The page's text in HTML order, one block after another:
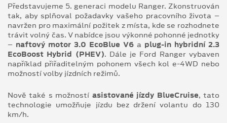
Představujeme 5. generaci modelu Ranger. Zkonstruován
tak, aby splňoval požadavky vašeho pracovního života –
navržen pro maximální požitek z místa, kde se rozhodnete
trávit volný čas. V nabídce jsou výkonné pohonné jednotky
– naftový motor 3.0 EcoBlue V6 a plug-in hybridní 2.3
EcoBoost Hybrid (PHEV). Dále je Ford Ranger vybaven
například přiřaditelným pohonem všech kol e-4WD nebo
možností volby jízdních režimů.
Nově také s možností asistované jízdy BlueCruise, tato
technologie umožňuje jízdu bez držení volantu do 130
km/h.